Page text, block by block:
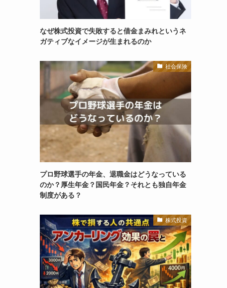
なぜ株式投資で失敗すると借金まみれというネ
ガティブなイメージが生まれるのか
社会保険
プロ野球選手の年金、退職金はどうなっている
のか？厚生年金？国民年金？それとも独自年金
制度がある？
株式投資